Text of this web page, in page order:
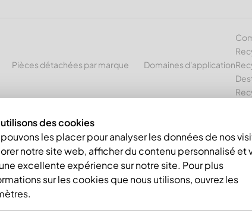
Pièces détachées par marque Domaines d'application
central 409x125x25 Premium Line, version 80, version B1
des cookies
les placer pour analyser les données de nos
notre site web, afficher du contenu personnalisé et
excellente expérience sur notre site. Pour plus
sur les cookies que nous utilisons, ouvrez les